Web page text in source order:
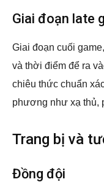
Giai đoạn late
Giai đoạn cuối
và thời điểm để ra
chiêu thức chuẩn
phương như xạ thủ,
Trang bị và
Đồng đội